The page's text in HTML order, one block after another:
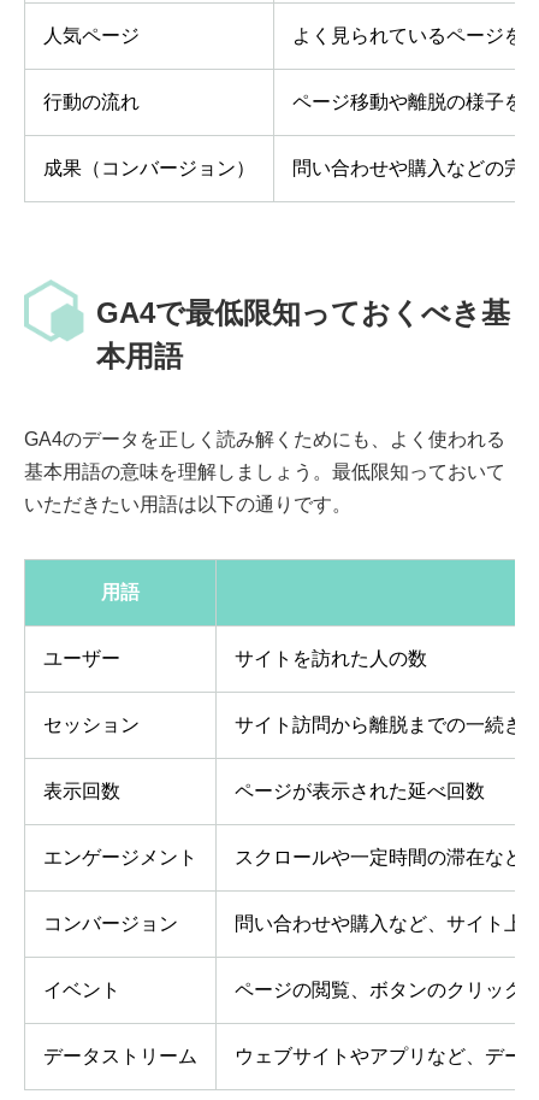
人気ページ よく見られているページを
行動の流れ ページ移動や離脱の様子を
成果（コンバージョン） 問い合わせや購入などの完
GA4で最低限知っておくべき基
本用語
GA4のデータを正しく読み解くためにも、よく使われる
基本用語の意味を理解しましょう。最低限知っておいて
いただきたい用語は以下の通りです。
用語
ユーザー サイトを訪れた人の数
セッション サイト訪問から離脱までの一続き
表示回数 ページが表示された延べ回数
エンゲージメント スクロールや一定時間の滞在など
コンバージョン 問い合わせや購入など、サイト上
イベント ページの閲覧、ボタンのクリック
データストリーム ウェブサイトやアプリなど、デー